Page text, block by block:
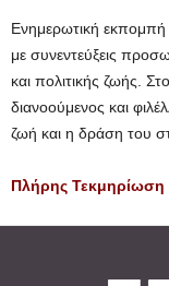
Ενημερωτική
με συνεντεύξεις
και πολιτικής ζωής.
διανοούμενος και
ζωή και η δράση του
Πλήρης Τεκμηρίωση